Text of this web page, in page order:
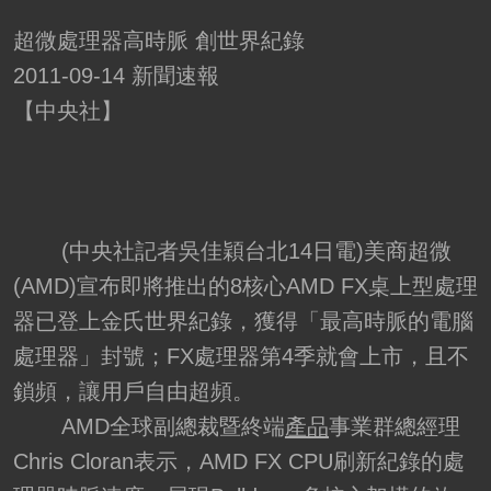
超微處理器高時脈 創世界紀錄
2011-09-14 新聞速報
【中央社】
(中央社記者吳佳穎台北14日電)美商超微
(AMD)宣布即將推出的8核心AMD FX桌上型處理
器已登上金氏世界紀錄，獲得「最高時脈的電腦
處理器」封號；FX處理器第4季就會上市，且不
鎖頻，讓用戶自由超頻。
AMD全球副總裁暨終端產品事業群總經理
Chris Cloran表示，AMD FX CPU刷新紀錄的處